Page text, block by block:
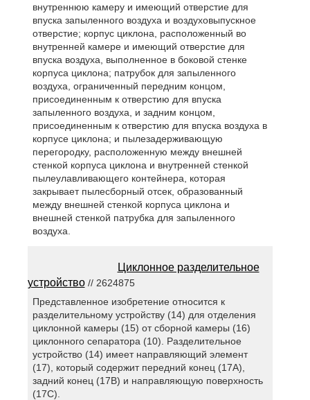
внутреннюю камеру и имеющий отверстие для
впуска запыленного воздуха и воздуховыпускное
отверстие; корпус циклона, расположенный во
внутренней камере и имеющий отверстие для
впуска воздуха, выполненное в боковой стенке
корпуса циклона; патрубок для запыленного
воздуха, ограниченный передним концом,
присоединенным к отверстию для впуска
запыленного воздуха, и задним концом,
присоединенным к отверстию для впуска воздуха в
корпусе циклона; и пылезадерживающую
перегородку, расположенную между внешней
стенкой корпуса циклона и внутренней стенкой
пылеулавливающего контейнера, которая
закрывает пылесборный отсек, образованный
между внешней стенкой корпуса циклона и
внешней стенкой патрубка для запыленного
воздуха.
Циклонное разделительное
устройство// 2624875
Представленное изобретение относится к
разделительному устройству (14) для отделения
циклонной камеры (15) от сборной камеры (16)
циклонного сепаратора (10). Разделительное
устройство (14) имеет направляющий элемент
(17), который содержит передний конец (17A),
задний конец (17B) и направляющую поверхность
(17C).